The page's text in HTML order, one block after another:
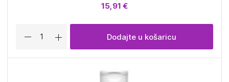
15,91 €
Dodajte u košaricu